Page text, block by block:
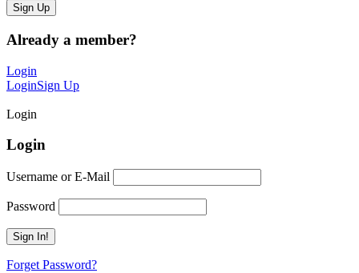
Already a member?
Login
LoginSign Up
Login
Login
Username or E-Mail
Password
Forget Password?